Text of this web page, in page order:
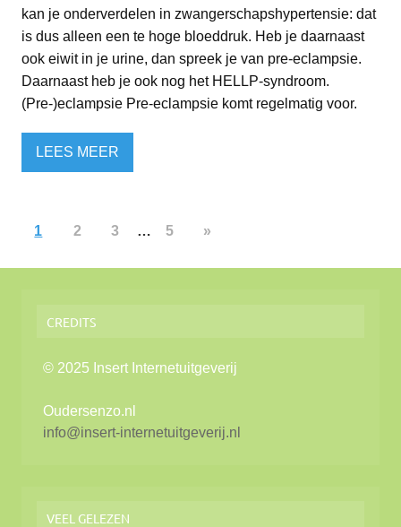
kan je onderverdelen in zwangerschapshypertensie: dat
is dus alleen een te hoge bloeddruk. Heb je daarnaast
ook eiwit in je urine, dan spreek je van pre-eclampsie.
Daarnaast heb je ook nog het HELLP-syndroom.
(Pre-)eclampsie Pre-eclampsie komt regelmatig voor.
LEES MEER
1 2 3 … 5 »
CREDITS
© 2025 Insert Internetuitgeverij
Oudersenzo.nl
info@insert-internetuitgeverij.nl
VEEL GELEZEN